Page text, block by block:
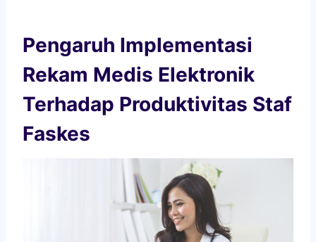
Pengaruh Implementasi
Rekam Medis Elektronik
Terhadap Produktivitas Staf
Faskes